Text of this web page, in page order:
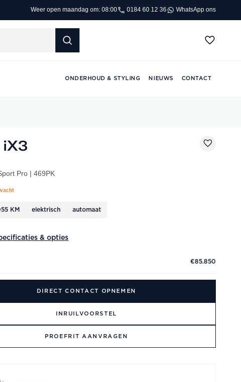
Weer open maandag om: 08:00 0184 60 12 36 WhatsApp ons
ONDERHOUD & STYLING NIEUWS CONTACT
Pro | 469PK
KM elektrisch automaat
& opties
€85.850
DIRECT CONTACT OPNEMEN
INRUILVOORSTEL
PROEFRIT AANVRAGEN